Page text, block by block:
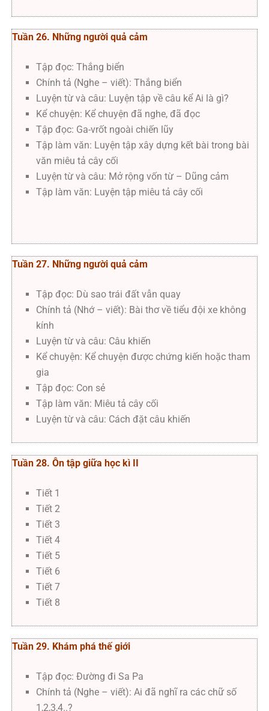
Tuần 26. Những người quả cảm
Tập đọc: Thắng biển
Chính tả (Nghe – viết): Thắng biển
Luyện từ và câu: Luyện tập về câu kể Ai là gì?
Kể chuyện: Kể chuyện đã nghe, đã đọc
Tập đọc: Ga-vrốt ngoài chiến lũy
Tập làm văn: Luyện tập xây dựng kết bài trong bài
văn miêu tả cây cối
Luyện từ và câu: Mở rộng vốn từ – Dũng cảm
Tập làm văn: Luyện tập miêu tả cây cối
Tuần 27. Những người quả cảm
Tập đọc: Dù sao trái đất vẫn quay
Chính tả (Nhớ – viết): Bài thơ về tiểu đội xe không
kính
Luyện từ và câu: Câu khiến
Kể chuyện: Kể chuyện được chứng kiến hoặc tham
gia
Tập đọc: Con sẻ
Tập làm văn: Miêu tả cây cối
Luyện từ và câu: Cách đặt câu khiến
Tuần 28. Ôn tập giữa học kì II
Tiết 1
Tiết 2
Tiết 3
Tiết 4
Tiết 5
Tiết 6
Tiết 7
Tiết 8
Tuần 29. Khám phá thế giới
Tập đọc: Đường đi Sa Pa
Chính tả (Nghe – viết): Ai đã nghĩ ra các chữ số
1,2,3,4..?